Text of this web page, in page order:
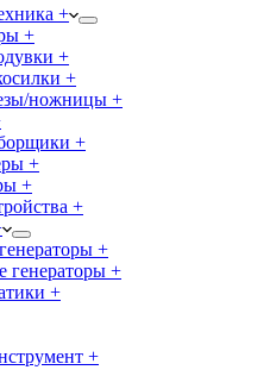
+
+
+
+
ножницы +
+
+
+
+
+
генераторы +
+
+